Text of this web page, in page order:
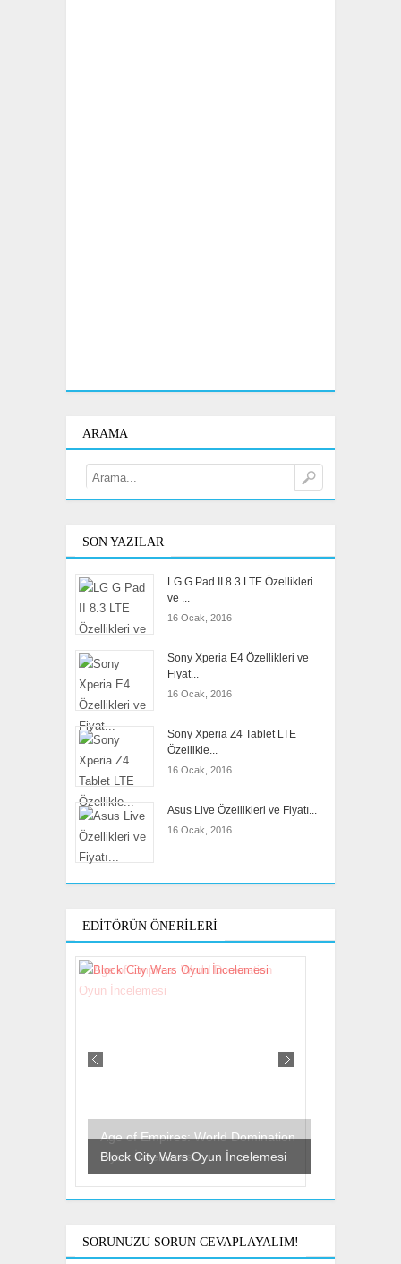
ARAMA
SON YAZILAR
LG G Pad II 8.3 LTE Özellikleri
ve ...
16 Ocak, 2016
Sony Xperia E4 Özellikleri ve
Fiyat...
16 Ocak, 2016
Sony Xperia Z4 Tablet LTE
Özellikle...
16 Ocak, 2016
Asus Live Özellikleri ve Fiyatı...
16 Ocak, 2016
EDITÖRÜN ÖNERILERI
Block City Wars Oyun İncelemesi
SORUNUZU SORUN CEVAPLAYALIM!